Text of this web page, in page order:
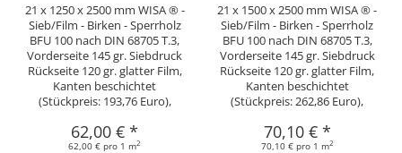
21 x 1250 x 2500 mm WISA ® -
Sieb/Film - Birken - Sperrholz
BFU 100 nach DIN 68705 T.3,
Vorderseite 145 gr. Siebdruck
Rückseite 120 gr. glatter Film,
Kanten beschichtet
(Stückpreis: 193,76 Euro),
62,00 €*
62,00 € pro 1 m2
21 x 1500 x 2500 mm WISA ® -
Sieb/Film - Birken - Sperrholz
BFU 100 nach DIN 68705 T.3,
Vorderseite 145 gr. Siebdruck
Rückseite 120 gr. glatter Film,
Kanten beschichtet
(Stückpreis: 262,86 Euro),
70,10 € *
70,10 € pro 1 m2